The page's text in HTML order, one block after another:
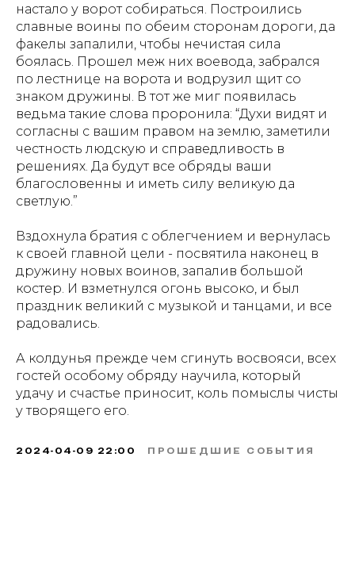
настало у ворот собираться. Построились
славные воины по обеим сторонам дороги, да
факелы запалили, чтобы нечистая сила
боялась. Прошел меж них воевода, забрался
по лестнице на ворота и водрузил щит со
знаком дружины. В тот же миг появилась
ведьма такие слова проронила: “Духи видят и
согласны с вашим правом на землю, заметили
честность людскую и справедливость в
решениях. Да будут все обряды ваши
благословенны и иметь силу великую да
светлую.”
Вздохнула братия с облегчением и вернулась
к своей главной цели - посвятила наконец в
дружину новых воинов, запалив большой
костер. И взметнулся огонь высоко, и был
праздник великий с музыкой и танцами, и все
радовались.
А колдунья прежде чем сгинуть восвояси, всех
гостей особому обряду научила, который
удачу и счастье приносит, коль помыслы чисты
у творящего его.
2024-04-09 22:00 ПРОШЕДШИЕ СОБЫТИЯ